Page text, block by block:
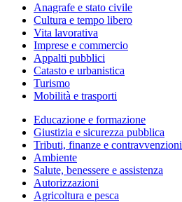
Anagrafe e stato civile
Cultura e tempo libero
Vita lavorativa
Imprese e commercio
Appalti pubblici
Catasto e urbanistica
Turismo
Mobilità e trasporti
Educazione e formazione
Giustizia e sicurezza pubblica
Tributi, finanze e contravvenzioni
Ambiente
Salute, benessere e assistenza
Autorizzazioni
Agricoltura e pesca